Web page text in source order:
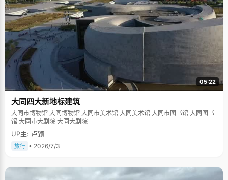
05:22
大同四大新地标建筑
大同市博物馆 大同博物馆 大同市美术馆 大同美术馆 大同市图书馆 大同图书
馆 大同市大剧院 大同大剧院
UP主: 卢颖
旅行 • 2026/7/3